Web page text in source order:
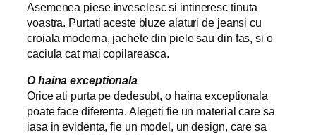
Asemenea piese inveselesc si intineresc tinuta
voastra. Purtati aceste bluze alaturi de jeansi cu
croiala moderna, jachete din piele sau din fas, si o
caciula cat mai copilareasca.
O haina exceptionala
Orice ati purta pe dedesubt, o haina exceptionala
poate face diferenta. Alegeti fie un material care sa
iasa in evidenta, fie un model, un design, care sa